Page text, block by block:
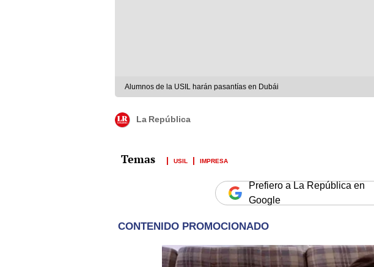
Alumnos de la USIL harán pasantías en Dubái
La República
USIL IMPRESA
Prefiero a La República en
Google